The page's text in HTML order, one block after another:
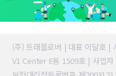
(주) 트래블로버 | 대표 이달호 |
V1 Center E동 1509호 | 사업